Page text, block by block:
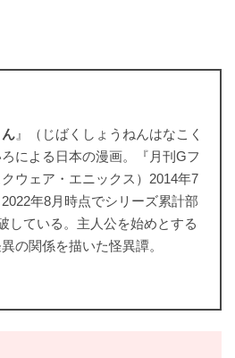
』（じばくしょうねんはなこく
による日本の漫画。『月刊Gフ
ウェア・エニックス）2014年7
年8月時点でシリーズ累計部
している。主人公を始めとする
の関係を描いた怪異譚。